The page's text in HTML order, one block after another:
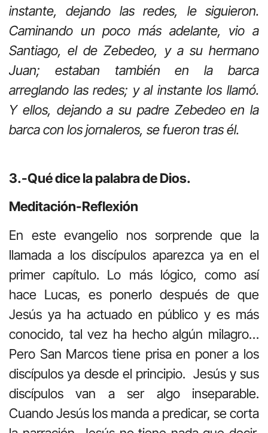
instante, dejando las redes, le siguieron.
Caminando un poco más adelante, vio a
Santiago, el de Zebedeo, y a su hermano
Juan; estaban también en la barca
arreglando las redes; y al instante los llamó.
Y ellos, dejando a su padre Zebedeo en la
barca con los jornaleros, se fueron tras él.
3.-Qué dice la palabra de Dios.
Meditación-Reflexión
En este evangelio nos sorprende que la
llamada a los discípulos aparezca ya en el
primer capítulo. Lo más lógico, como así
hace Lucas, es ponerlo después de que
Jesús ya ha actuado en público y es más
conocido, tal vez ha hecho algún milagro…
Pero San Marcos tiene prisa en poner a los
discípulos ya desde el principio. Jesús y sus
discípulos van a ser algo inseparable.
Cuando Jesús los manda a predicar, se corta